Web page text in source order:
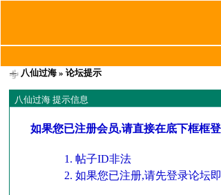
八仙过海 » 论坛提示
八仙过海 提示信息
如果您已注册会员,请直接在底下框框
帖子ID非法
如果您已注册,请先登录论坛